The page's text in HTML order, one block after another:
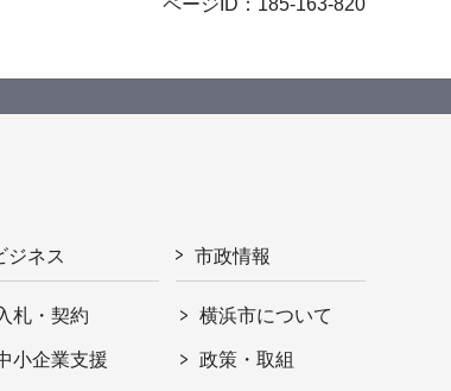
ページID：185-163-820
ジネス
札・契約
小企業支援
市政情報
横浜市について
政策・取組